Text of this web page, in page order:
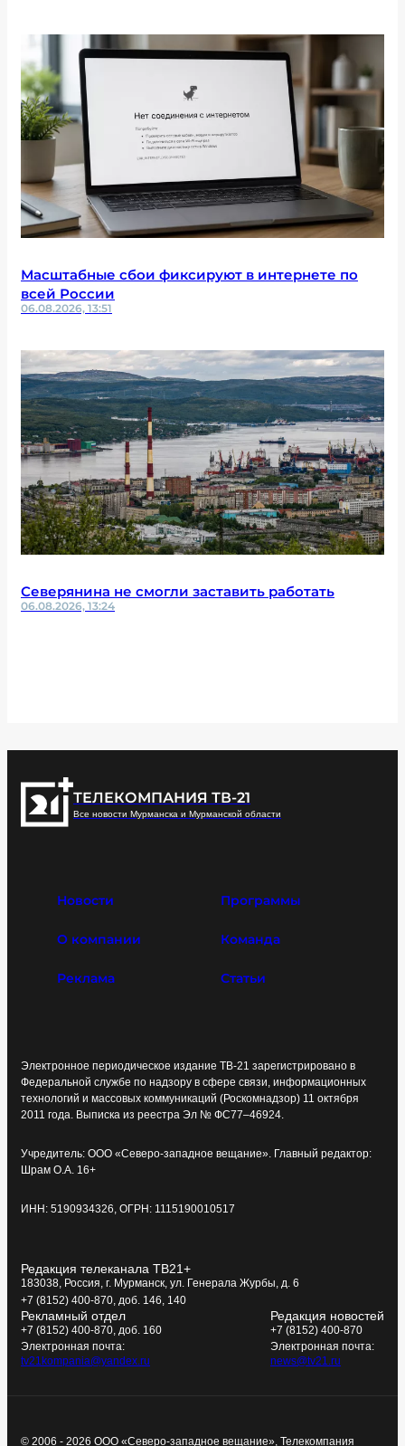
Масштабные сбои фиксируют в интернете по
всей России
06.08.2026, 13:51
Северянина не смогли заставить работать
06.08.2026, 13:24
ТЕЛЕКОМПАНИЯ ТВ-21
Все новости Мурманска и Мурманской области
Новости Программы
О компании Команда
Реклама Статьи
Электронное периодическое издание ТВ-21 зарегистрировано в
Федеральной службе по надзору в сфере связи, информационных
технологий и массовых коммуникаций (Роскомнадзор) 11 октября
2011 года. Выписка из реестра Эл № ФС77–46924.
Учредитель: ООО «Северо-западное вещание». Главный редактор:
Шрам О.А. 16+
ИНН: 5190934326, ОГРН: 1115190010517
Редакция телеканала ТВ21+
183038, Россия, г. Мурманск, ул. Генерала Журбы, д. 6
+7 (8152) 400-870, доб. 146, 140
Рекламный отдел
+7 (8152) 400-870, доб. 160
Электронная почта:
tv21kompania@yandex.ru
Редакция новостей
+7 (8152) 400-870
Электронная почта:
news@tv21.ru
© 2006 - 2026 ООО «Северо-западное вещание», Телекомпания